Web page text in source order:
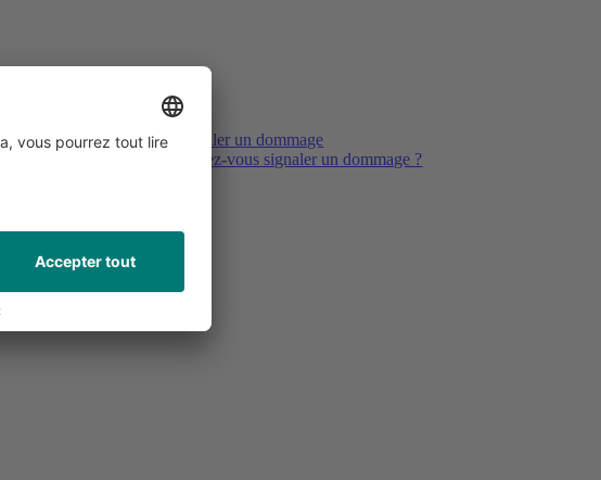
Signaler un dommage
Voulez-vous signaler un dommage ?